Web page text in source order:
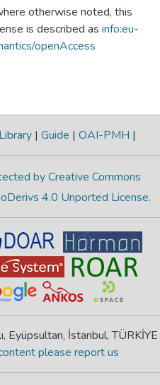
otherwise noted, this
is described as info:eu-
openAccess
Library | Guide | OAI-PMH |
by Creative Commons
4.0 Unported License.
Eyüpsultan, İstanbul, TÜRKİYE
please report us